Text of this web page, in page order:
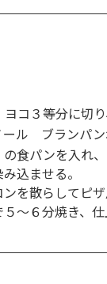
コ３等分に切
ル ブランパン
食パンを入れ
込ませる。
ンを散らしてピ
～６分焼き、仕